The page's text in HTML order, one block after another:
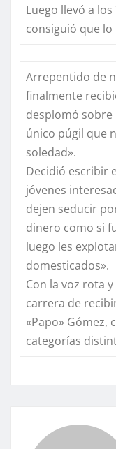
Luego llevó a
consiguió que lo
Arrepentido de
finalmente
desplomó sobre
único púgil que
soledad».
Decidió escribir
jóvenes
dejen seducir
dinero como si
luego les
domesticados».
Con la voz rota
carrera de
«Papo» Gómez,
categorías